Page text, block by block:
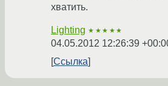
хватить.
Lighting ★★★★★
04.05.2012 12:26:39
Ссылка